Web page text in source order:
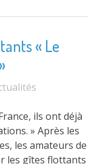
« Le
ils ont déjà
» Après les
les amateurs de
les gîtes flottants